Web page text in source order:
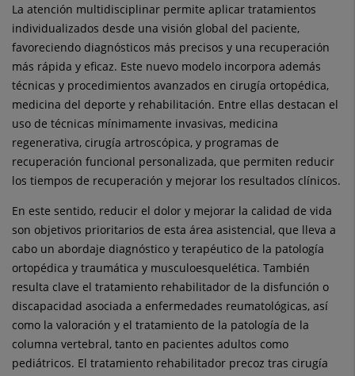
La atención multidisciplinar permite aplicar tratamientos
individualizados desde una visión global del paciente,
favoreciendo diagnósticos más precisos y una recuperación
más rápida y eficaz. Este nuevo modelo incorpora además
técnicas y procedimientos avanzados en cirugía ortopédica,
medicina del deporte y rehabilitación. Entre ellas destacan el
uso de técnicas mínimamente invasivas, medicina
regenerativa, cirugía artroscópica, y programas de
recuperación funcional personalizada, que permiten reducir
los tiempos de recuperación y mejorar los resultados clínicos.
En este sentido, reducir el dolor y mejorar la calidad de vida
son objetivos prioritarios de esta área asistencial, que lleva a
cabo un abordaje diagnóstico y terapéutico de la patología
ortopédica y traumática y musculoesquelética. También
resulta clave el tratamiento rehabilitador de la disfunción o
discapacidad asociada a enfermedades reumatológicas, así
como la valoración y el tratamiento de la patología de la
columna vertebral, tanto en pacientes adultos como
pediátricos. El tratamiento rehabilitador precoz tras cirugía